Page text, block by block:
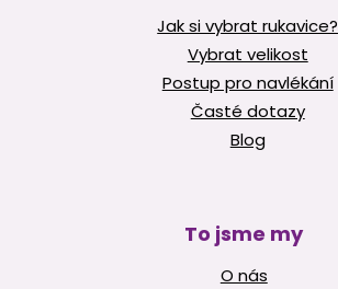
Jak si vybrat rukavice?
Vybrat velikost
Postup pro navlékání
Časté dotazy
Blog
To jsme my
O nás